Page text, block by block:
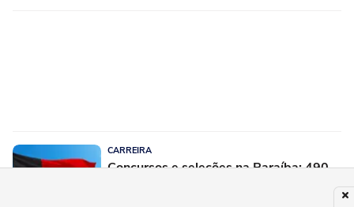
CARREIRA
Concursos e seleções na Paraíba: 490